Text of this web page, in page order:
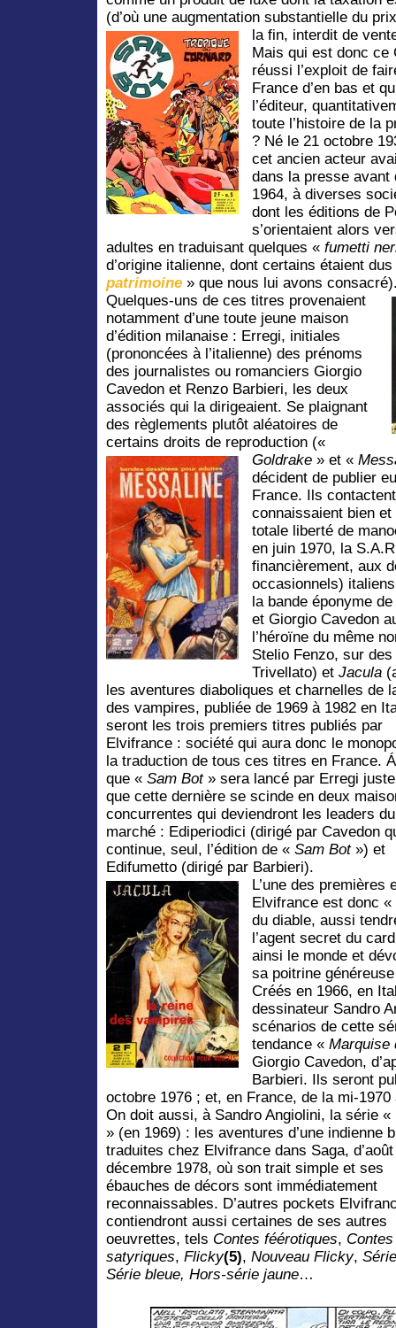
(d’où une augmentation substantielle du
la fin, interdit de
Mais qui est donc ce
réussi l’exploit de
France d’en bas et
l’éditeur,
toute l’histoire de la
? Né le 21 octobre
cet ancien acteur
dans la presse avant
1964, à diverses
dont les éditions de
s’orientaient alors
adultes en traduisant quelques « fumetti
d’origine italienne, dont certains étaient
patrimoine » que nous lui avons
Quelques-uns de ces titres provenaient
notamment d’une toute jeune maison
d’édition milanaise : Erregi, initiales
(prononcées à l’italienne) des prénoms
des journalistes ou romanciers Giorgio
Cavedon et Renzo Barbieri, les deux
associés qui la dirigeaient. Se plaignant
des règlements plutôt aléatoires de
certains droits de reproduction («
Goldrake » et «
décident de publier
France. Ils
connaissaient bien
totale liberté de
en juin 1970, la
financièrement, aux
occasionnels)
la bande éponyme
et Giorgio Cavedon
l’héroïne du même
Stelio Fenzo, sur
Trivellato) et Jacula
les aventures diaboliques et charnelles de
des vampires, publiée de 1969 à 1982 en
seront les trois premiers titres publiés par
Elvifrance : société qui aura donc le
la traduction de tous ces titres en France.
que « Sam Bot» sera lancé par Erregi
que cette dernière se scinde en deux
concurrentes qui deviendront les leaders du
marché : Ediperiodici (dirigé par Cavedon
continue, seul, l’édition de « Sam Bot») et
Edifumetto (dirigé par Barbieri).
L’une des
Elvifrance est donc «
du diable, aussi
l’agent secret du
ainsi le monde et
sa poitrine
Créés en 1966, en
dessinateur Sandro
scénarios de cette
tendance « Marquise
Giorgio Cavedon,
Barbieri. Ils seront
octobre 1976 ; et, en France, de la mi-1970
On doit aussi, à Sandro Angiolini, la série «
» (en 1969) : les aventures d’une indienne
traduites chez Elvifrance dans Saga,
décembre 1978, où son trait simple et ses
ébauches de décors sont immédiatement
reconnaissables. D’autres pockets
contiendront aussi certaines de ses autres
oeuvrettes, tels Contes féérotiques, Contes
satyriques, Flicky(5), Nouveau Flicky,
Série bleue, Hors-série jaune…